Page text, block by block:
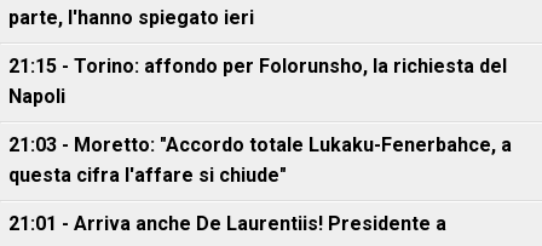
parte, l'hanno spiegato ieri
21:15 - Torino: affondo per Folorunsho, la richiesta del
Napoli
21:03 - Moretto: "Accordo totale Lukaku-Fenerbahce, a
questa cifra l'affare si chiude"
21:01 - Arriva anche De Laurentiis! Presidente a